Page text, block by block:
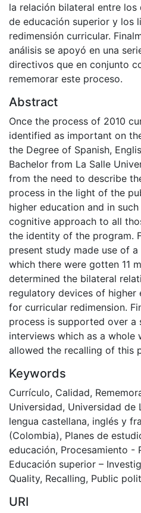
la relación bilateral entre
de educación superior y los
redimensión curricular.
análisis se apoyó en una
directivos que en conjunto
rememorar este proceso.
Abstract
Once the process of 2010
identified as important on
the Degree of Spanish,
Bachelor from La Salle
from the need to describe
process in the light of the
higher education and in
cognitive approach to all
the identity of the program.
present study made use of
which there were gotten 11
determined the bilateral
regulatory devices of higher
for curricular redimension.
process is supported over a
interviews which as a whole
allowed the recalling of this
Keywords
Currículo, Calidad,
Universidad, Universidad de
lengua castellana, inglés y
(Colombia), Planes de
educación, Procesamiento -
Educación superior –
Quality, Recalling, Public
URI